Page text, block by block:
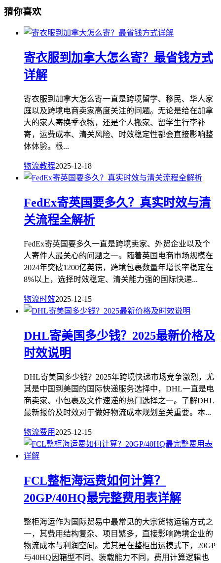
猜你喜欢
寄衣服到加拿大怎么寄？最省钱方式
详解
寄衣服到加拿大怎么寄一直是跨境留学、移民、华人家
庭以及跨境电商卖家高度关注的问题。无论是给在加拿
大的家人寄换季衣物，还是个人搬家、留学生行李补
寄，运费成本、清关风险、时效稳定性都会直接影响整
体体验。根...
物流教程2025-12-18
FedEx寄英国要多久？真实时效与清
关流程全解析
FedEx寄英国要多久一直是跨境卖家、外贸企业以及个
人寄件人最关心的问题之一。随着英国电商市场规模在
2024年突破1200亿英镑，跨境包裹数量年增长率稳定在
8%以上，选择时效稳定、清关能力强的国际快递...
物流时效2025-12-15
DHL寄美国多少钱？2025最新价格及
时效说明
DHL寄美国多少钱？2025年跨境快递市场竞争激烈，尤
其是中国到美国的国际快递服务选择中，DHL一直是电
商卖家、小包裹及文件速递的热门选择之一。了解DHL
最新报价及时效对于做好物流成本规划至关重要。本...
物流费用 2025-12-15
FCL整柜海运费如何计算？
20GP/40HQ最完整费用表详解
整柜海运作为国际贸易中最常见的大宗货物运输方式之
一，其费用结构复杂、项目繁多，直接影响跨境企业的
物流成本与利润空间。尤其是在整柜出运模式下，20GP
与40HQ因箱型不同、装载能力不同，费用计算逻辑也